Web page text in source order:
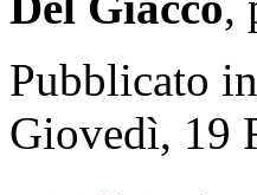
Pubblicato in
Giovedì, 19